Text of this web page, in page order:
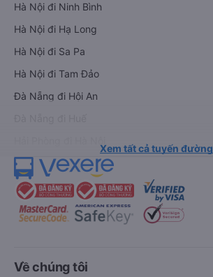
Hà Nội đi Ninh Bình
Hà Nội đi Hạ Long
Hà Nội đi Sa Pa
Hà Nội đi Tam Đảo
Đà Nẵng đi Hội An
Xem tất cả tuyến đường
Về chúng tôi